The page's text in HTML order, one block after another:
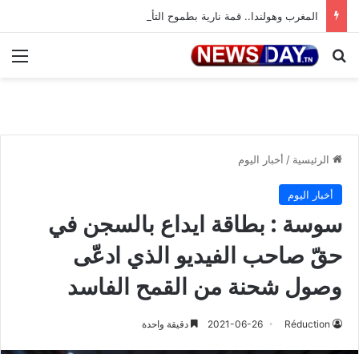
المغرب وهولندا.. قمة نارية بطموح التأهل إلى ثمن النهائي
بحث عن
الرئيسية / أخبار اليوم
أخبار اليوم
سوسة : بطاقة ايداع بالسجن في
حقّ صاحب الفيديو الذي ادعّى
وصول شحنة من القمح الفاسد
Réduction
2021-06-26 دقيقة واحدة